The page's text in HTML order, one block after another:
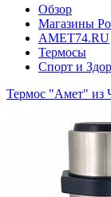
Обзор
Магазины
AMET74.RU
Термосы
Спорт и
Термос "Амет" из